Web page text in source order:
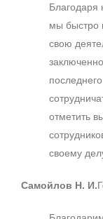
Благодаря
мы быстро
свою
отметить
своему
Самойлов Н. И.